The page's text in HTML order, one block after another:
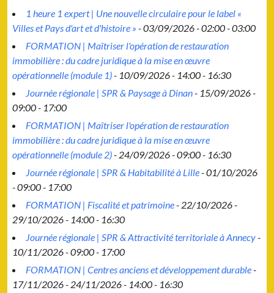
1 heure 1 expert | Une nouvelle circulaire pour le label «
Villes et Pays d'art et d'histoire » - 03/09/2026 - 02:00 - 03:00
FORMATION | Maîtriser l'opération de restauration
immobilière : du cadre juridique à la mise en œuvre
opérationnelle (module 1)- 10/09/2026 - 14:00 - 16:30
Journée régionale | SPR & Paysage à Dinan- 15/09/2026 -
09:00 - 17:00
FORMATION | Maîtriser l'opération de restauration
immobilière : du cadre juridique à la mise en œuvre
opérationnelle (module 2)- 24/09/2026 - 09:00 - 16:30
Journée régionale | SPR & Habitabilité à Lille- 01/10/2026
- 09:00 - 17:00
FORMATION | Fiscalité et patrimoine- 22/10/2026 -
29/10/2026 - 14:00 - 16:30
Journée régionale | SPR & Attractivité territoriale à Annecy-
10/11/2026 - 09:00 - 17:00
FORMATION | Centres anciens et développement durable-
17/11/2026 - 24/11/2026 - 14:00 - 16:30